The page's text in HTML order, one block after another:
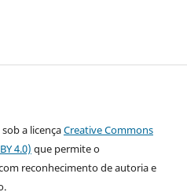
a licençaCreative Commons
4.0) que permite o
reconhecimento de autoria e